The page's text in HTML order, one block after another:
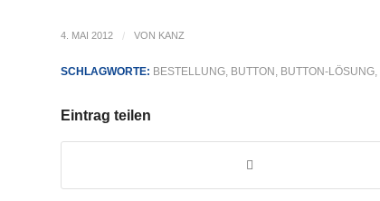
4. MAI 2012 / VON KANZ
SCHLAGWORTE: BESTELLUNG BUTTON BUTTON-LÖSUNG
Eintrag teilen